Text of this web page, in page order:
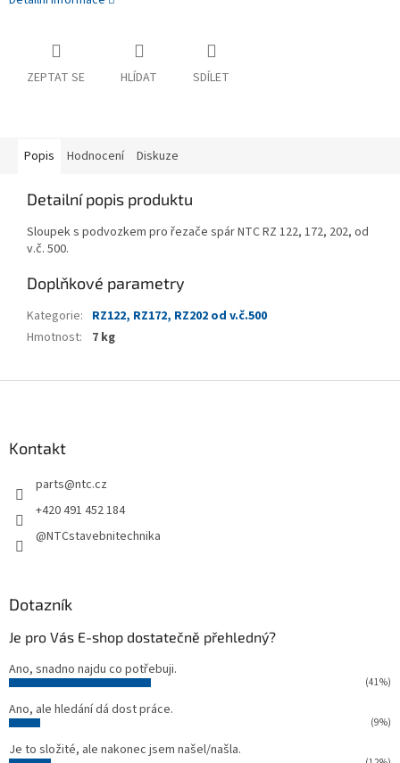
ZEPTAT SE HLÍDAT SDÍLET
Popis Hodnocení Diskuze
Detailní popis produktu
Sloupek s podvozkem pro řezače spár NTC RZ 122, 172, 202, od
v.č. 500.
Doplňkové parametry
Kategorie: RZ122, RZ172, RZ202 od v.č.500
Hmotnost: 7 kg
Kontakt
parts@ntc.cz
+420 491 452 184
@NTCstavebnitechnika
Dotazník
Je pro Vás E-shop dostatečně přehledný?
Ano, snadno najdu co potřebuji.
(41%)
Ano, ale hledání dá dost práce.
(9%)
Je to složité, ale nakonec jsem našel/našla.